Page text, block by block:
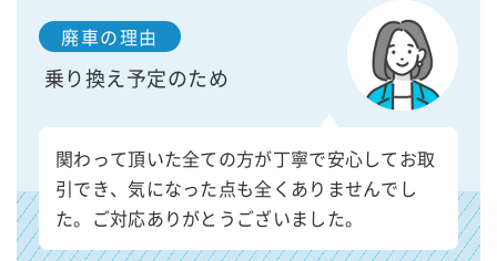
廃車の理由
乗り換え予定のため
関わって頂いた全ての方が丁寧で安心してお取
引でき、気になった点も全くありませんでし
た。ご対応ありがとうございました。